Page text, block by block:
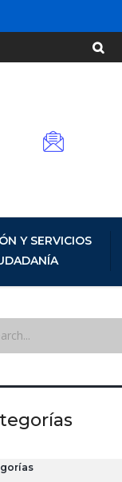
Y SERVICIOS